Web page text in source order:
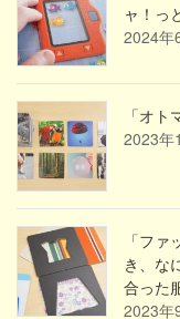
ャ！っ
2024年
「オ
2023年
「フ
き、な
合った
2023年